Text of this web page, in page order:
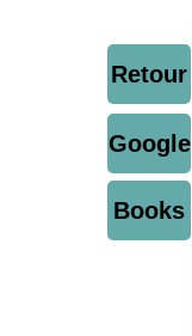
Retour
Google
Books